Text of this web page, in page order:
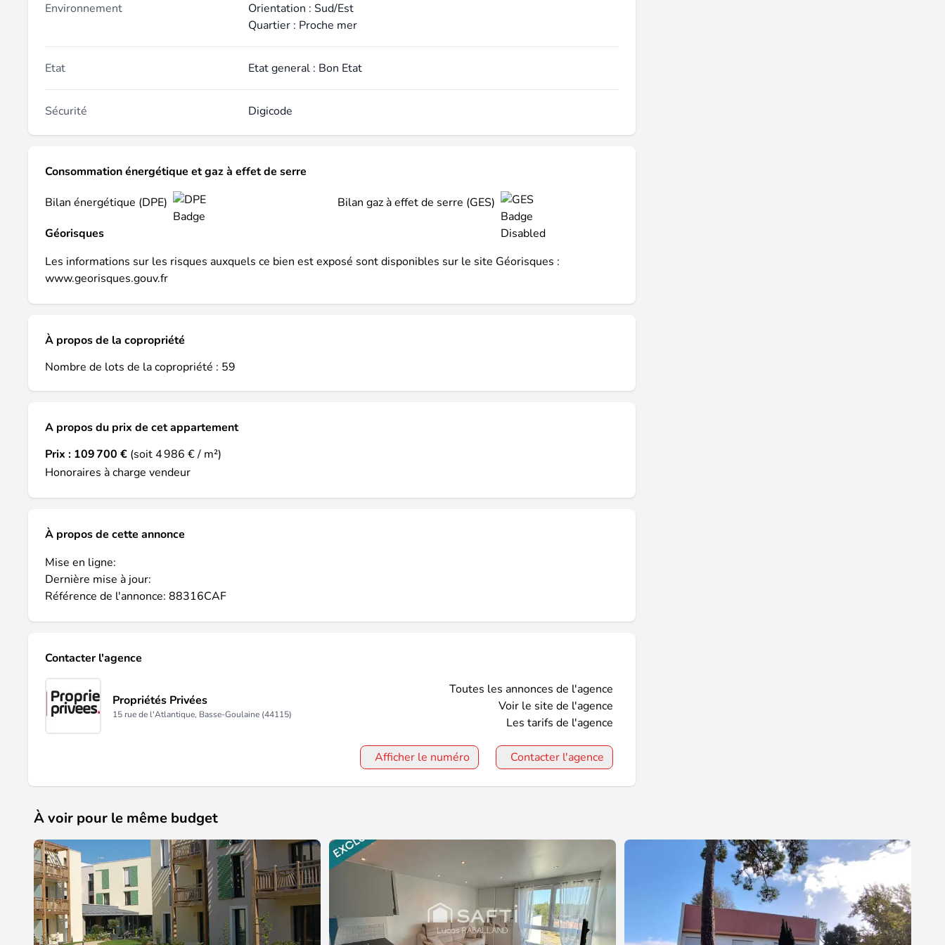
Environnement
Orientation : Sud/Est
Quartier : Proche mer
Etat Etat general : Bon Etat
Sécurité Digicode
Consommation énergétique et gaz à effet de serre
Bilan énergétique (DPE)
Bilan gaz à effet de serre (GES)
Géorisques
Les informations sur les risques auxquels ce bien est exposé sont disponibles sur le site Géorisques :
www.georisques.gouv.fr
À propos de la copropriété
Nombre de lots de la copropriété : 59
A propos du prix de cet appartement
Prix : 109 700 € (soit 4 986 € / m²)
Honoraires à charge vendeur
À propos de cette annonce
Mise en ligne:
Dernière mise à jour:
Référence de l'annonce: 88316CAF
Contacter l'agence
Propriétés Privées
15 rue de l'Atlantique, Basse-Goulaine (44115)
Toutes les annonces de l'agence
Voir le site de l'agence
Les tarifs de l'agence
Afficher le numéro Contacter l'agence
À voir pour le même budget